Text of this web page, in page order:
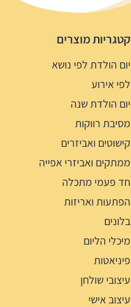
קטגריות מוצרים
יום הולדת לפי נושא
לפי אירוע
יום הולדת שנה
מסיבת רווקות
קישוטים ואביזרים
ממתקים ואביזרי אפייה
חד פעמי מתכלה
הפתעות ואריזות
בלונים
מיכלי הליום
פיניאטות
עיצובי שולחן
עיצוב אישי